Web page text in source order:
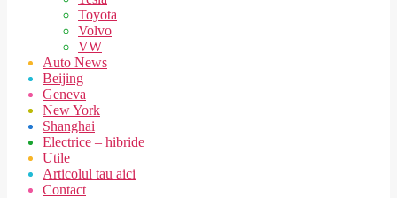
Toyota
Volvo
VW
Auto News
Beijing
Geneva
New York
Shanghai
Electrice – hibride
Utile
Articolul tau aici
Contact